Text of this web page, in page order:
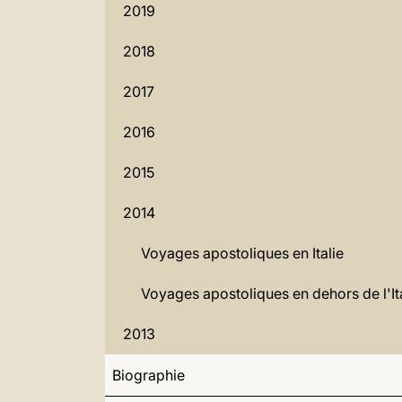
2019
2018
2017
2016
2015
2014
Voyages apostoliques en Italie
Voyages apostoliques en dehors de
2013
Biographie